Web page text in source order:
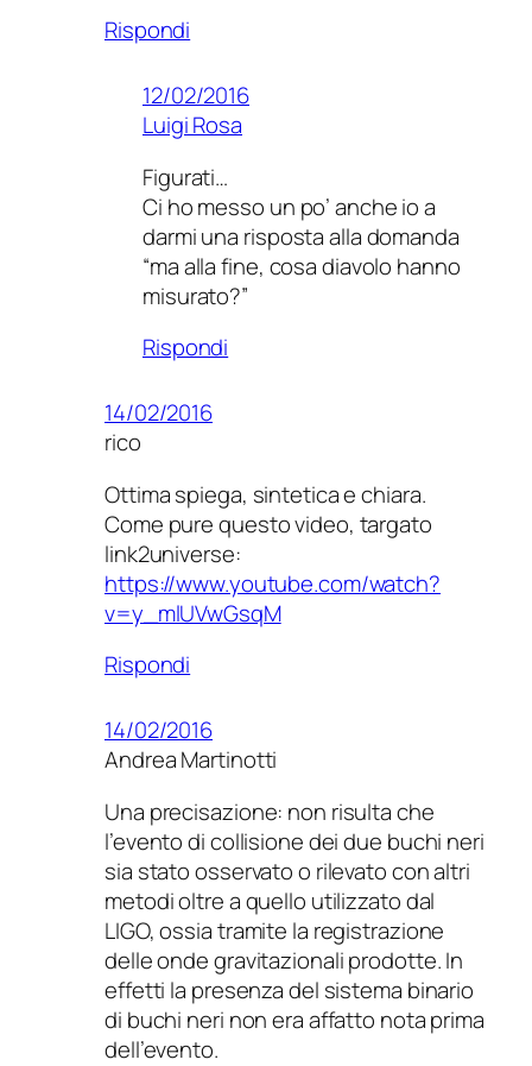
Rispondi
12/02/2016
Luigi Rosa
Figurati…
Ci ho messo un po’ anche io a
darmi una risposta alla domanda
“ma alla fine, cosa diavolo hanno
misurato?”
Rispondi
14/02/2016
rico
Ottima spiega, sintetica e chiara.
Come pure questo video, targato
link2universe:
https://www.youtube.com/watch?
v=y_mlUVwGsqM
Rispondi
14/02/2016
Andrea Martinotti
Una precisazione: non risulta che
l’evento di collisione dei due buchi neri
sia stato osservato o rilevato con altri
metodi oltre a quello utilizzato dal
LIGO, ossia tramite la registrazione
delle onde gravitazionali prodotte. In
effetti la presenza del sistema binario
di buchi neri non era affatto nota prima
dell’evento.